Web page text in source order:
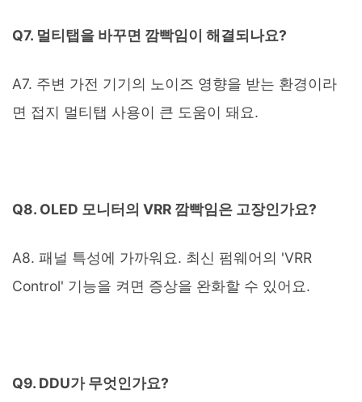
Q7. 멀티탭을 바꾸면 깜빡임이 해결되나요?
A7. 주변 가전 기기의 노이즈 영향을 받는 환경이라
면 접지 멀티탭 사용이 큰 도움이 돼요.
Q8. OLED 모니터의 VRR 깜빡임은 고장인가요?
A8. 패널 특성에 가까워요. 최신 펌웨어의 'VRR
Control' 기능을 켜면 증상을 완화할 수 있어요.
Q9. DDU가 무엇인가요?